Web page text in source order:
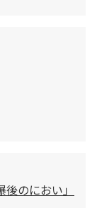
のにおい」